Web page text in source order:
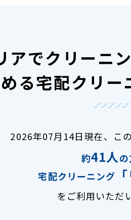
アでクリーニ
る宅配クリ
2026年07月14日現在、
こ
約41人
宅配クリーニング
をご利用いただ